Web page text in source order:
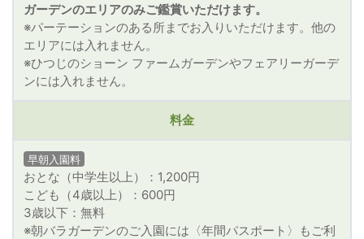
ガーデンのエリアのみご鑑賞いただけます。
※パーテーションのある所までお入りいただけます。他の
エリアには入れません。
※ひつじのショーン ファームガーデンやフェアリーガーデ
ンには入れません。
料金
早朝入園料
おとな（中学生以上）：1,200円
こども（4歳以上）：600円
3歳以下：無料
※朝バラガーデンのご入園には〈年間パスポート〉もご利